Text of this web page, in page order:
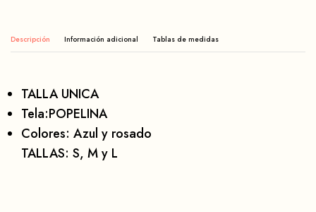
Descripción Información adicional
TALLA UNICA
Tela:POPELINA
Colores: Azul y rosado
TALLAS: S, M y L